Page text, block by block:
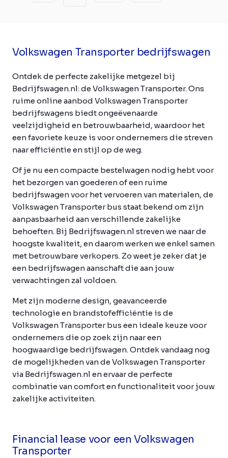
Volkswagen Transporter bedrijfswagen
Ontdek de perfecte zakelijke metgezel bij
Bedrijfswagen.nl: de Volkswagen Transporter. Ons
ruime online aanbod Volkswagen Transporter
bedrijfswagens biedt ongeëvenaarde
veelzijdigheid en betrouwbaarheid, waardoor het
een favoriete keuze is voor ondernemers die streven
naar efficiëntie en stijl op de weg.
Of je nu een compacte bestelwagen nodig hebt voor
het bezorgen van goederen of een ruime
bedrijfswagen voor het vervoeren van materialen, de
Volkswagen Transporter bus staat bekend om zijn
aanpasbaarheid aan verschillende zakelijke
behoeften. Bij Bedrijfswagen.nl streven we naar de
hoogste kwaliteit, en daarom werken we enkel samen
met betrouwbare verkopers. Zo weet je zeker dat je
een bedrijfswagen aanschaft die aan jouw
verwachtingen zal voldoen.
Met zijn moderne design, geavanceerde
technologie en brandstofefficiëntie is de
Volkswagen Transporter bus een ideale keuze voor
ondernemers die op zoek zijn naar een
hoogwaardige bedrijfswagen. Ontdek vandaag nog
de mogelijkheden van de Volkswagen Transporter
via Bedrijfswagen.nl en ervaar de perfecte
combinatie van comfort en functionaliteit voor jouw
zakelijke activiteiten.
Financial lease voor een Volkswagen
Transporter